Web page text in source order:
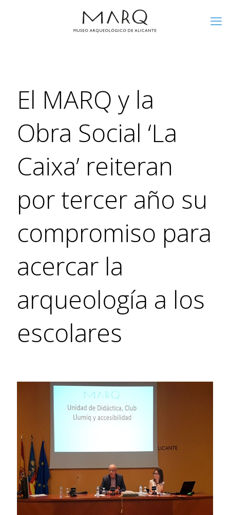
El MARQ y la
Obra Social ‘La
Caixa’ reiteran
por tercer año su
compromiso para
acercar la
arqueología a los
escolares